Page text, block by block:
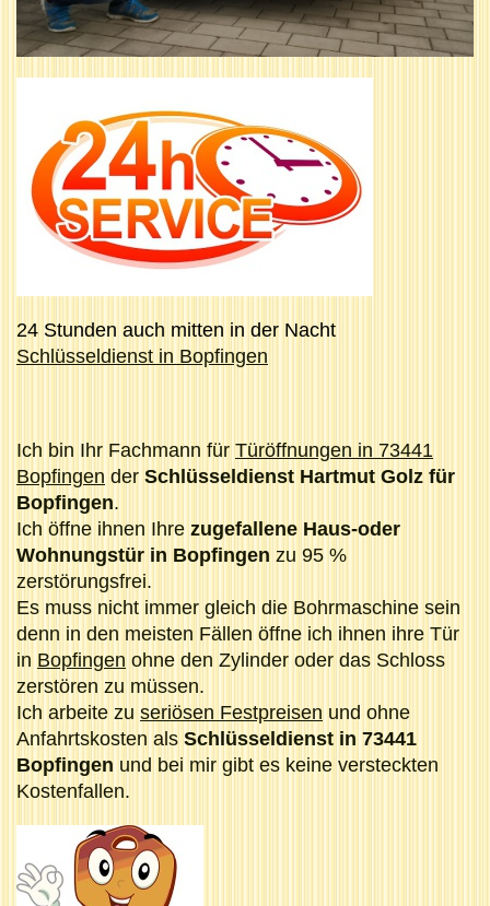
24 Stunden auch mitten in der Nacht
Schlüsseldienst in Bopfingen
Ich bin Ihr Fachmann für Türöffnungen in 73441
Bopfingen der Schlüsseldienst Hartmut Golz für
Bopfingen.
Ich öffne ihnen Ihre zugefallene Haus-oder
Wohnungstür in Bopfingen zu 95 %
zerstörungsfrei.
Es muss nicht immer gleich die Bohrmaschine sein
denn in den meisten Fällen öffne ich ihnen ihre Tür
in Bopfingen ohne den Zylinder oder das Schloss
zerstören zu müssen.
Ich arbeite zu seriösen Festpreisen und ohne
Anfahrtskosten als Schlüsseldienst in 73441
Bopfingen und bei mir gibt es keine versteckten
Kostenfallen.